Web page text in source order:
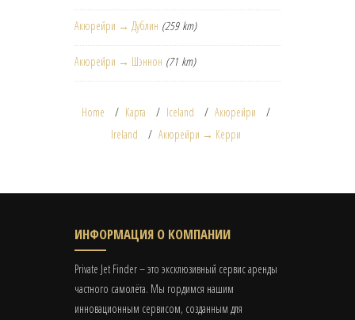
Акюрейри → Дублин (259 km)
Акюрейри → Шэннон (71 km)
Home Карта Iceland
Акюрейри
Ireland
Акюрейри → Керри
ИНФОРМАЦИЯ О КОМПАНИИ
Private Jet Finder – это эксклюзивный сервис аренды
частного самолёта. Мы гордимся нашим
инновационным сервисом, созданным для